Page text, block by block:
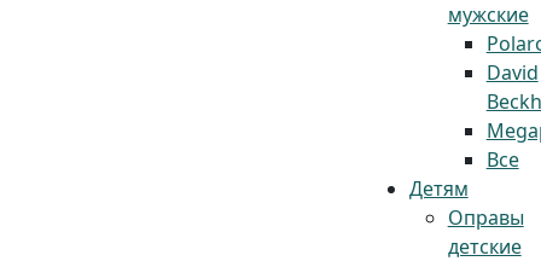
мужские
David
Все
Детям
Оправы
детские